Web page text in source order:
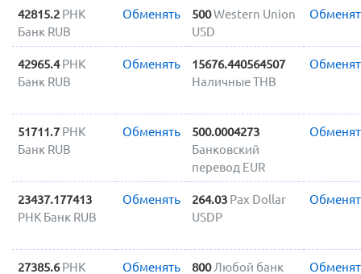
42815.2 РНК
Банк RUB
Обменять 500Western Union
USD
42965.4 РНК
Банк RUB
Обменять
15676.440564507
Наличные THB
51711.7 РНК
Банк RUB
Обменять
500.0004273
Банковский
перевод EUR
23437.177413
РНК Банк RUB
Обменять 264.03 Pax Dollar
USDP
27385.6 РНК
Обменять 800 Любой банк